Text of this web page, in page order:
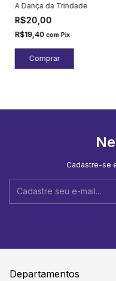
A Dança da Trindade
R$20,00
R$19,40 com Pix
Cadastre-se
Departamentos